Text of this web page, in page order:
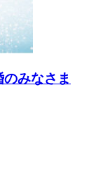
のみなさま